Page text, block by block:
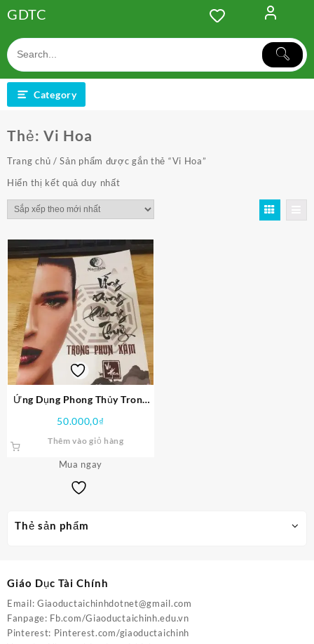
to
content
GDTC
Category
Thẻ sản phẩm
Thẻ: Vi Hoa
Trang chủ / Sản phẩm được gắn thẻ “Vi Hoa”
Hiển thị kết quả duy nhất
Ứng Dụng Phong Thủy Trong
Thẩm Mỹ PDF
50.000,0₫
Thêm vào giỏ hàng
Mua ngay
Giáo Dục Tài Chính
Email: Giaoductaichinhdotnet@gmail.com
Fanpage: Fb.com/Giaoductaichinh.edu.vn
Pinterest: Pinterest.com/giaoductaichinh